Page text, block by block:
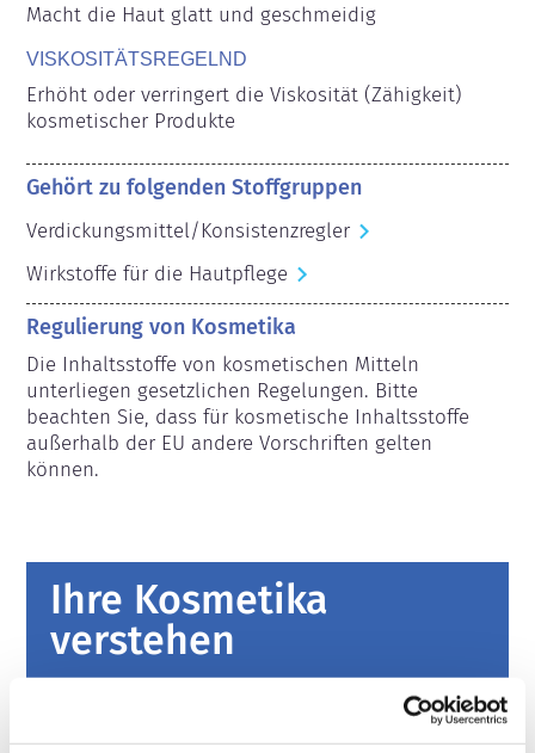
Macht die Haut glatt und geschmeidig
VISKOSITÄTSREGELND
Erhöht oder verringert die Viskosität (Zähigkeit)
kosmetischer Produkte
Gehört zu folgenden Stoffgruppen
Verdickungsmittel/Konsistenzregler
Wirkstoffe für die Hautpflege
Regulierung von Kosmetika
Die Inhaltsstoffe von kosmetischen Mitteln
unterliegen gesetzlichen Regelungen. Bitte
beachten Sie, dass für kosmetische Inhaltsstoffe
außerhalb der EU andere Vorschriften gelten
können.
Ihre Kosmetika
verstehen
Fakten zur Sicherheit von kosmetischen
Produkten in Europa